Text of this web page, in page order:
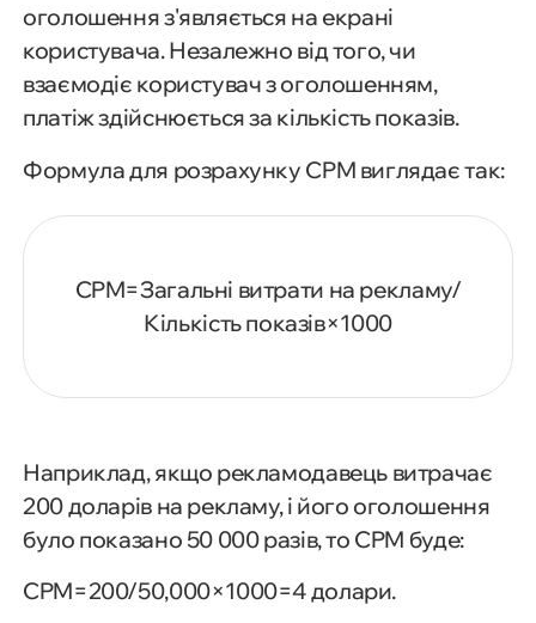
оголошення з'являється на екрані
користувача. Незалежно від того, чи
взаємодіє користувач з оголошенням,
платіж здійснюється за кількість показів.
Формула для розрахунку CPM виглядає так:
CPM=Загальні витрати на рекламу/
Кількість показів×1000
Наприклад, якщо рекламодавець витрачає
200 доларів на рекламу, і його оголошення
було показано 50 000 разів, то CPM буде:
CPM=200/50,000×1000=4 долари.